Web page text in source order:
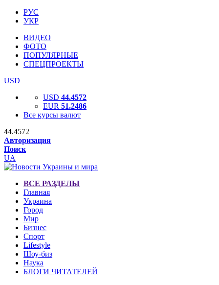
РУС
УКР
ВИДЕО
ФОТО
ПОПУЛЯРНЫЕ
СПЕЦПРОЕКТЫ
USD
USD 44.4572
EUR 51.2486
Все курсы валют
44.4572
Авторизация
Поиск
UA
ВСЕ РАЗДЕЛЫ
Главная
Украина
Город
Мир
Бизнес
Спорт
Lifestyle
Шоу-биз
Наука
БЛОГИ ЧИТАТЕЛЕЙ